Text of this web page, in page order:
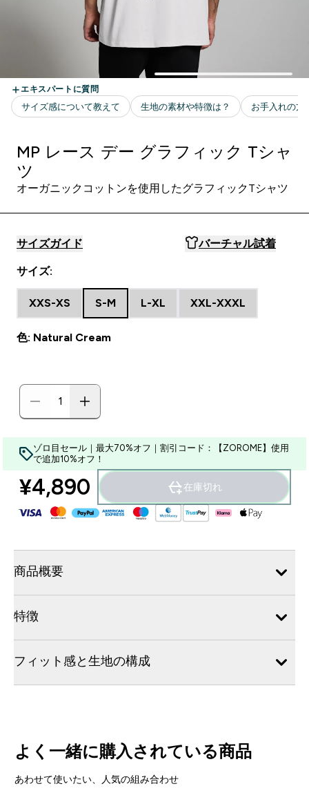
MP レース デー グラフィック Tシャ
ツ
オーガニックコットンを使用したグラフィックTシャツ
サイズガイド バーチャル試着
サイズ:
XXS-XS S-M L-XL XXL-XXXL
色: Natural Cream
ゾロ目セール｜最大70%オフ｜割引コード：【ZOROME】使用
で追加10%オフ！
¥4,890‎ 在庫切れ
商品概要
特徴
フィット感と生地の構成
よく一緒に購入されている商品
あわせて使いたい、人気の組み合わせ